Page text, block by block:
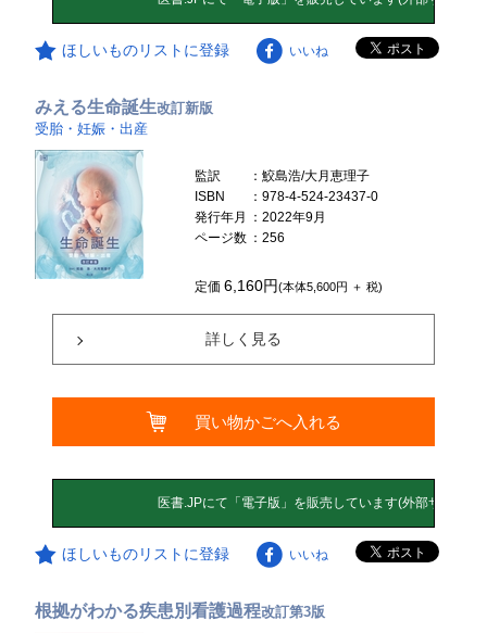
ほしいものリストに登録 いいね
みえる生命誕生改訂新版
受胎・妊娠・出産
監訳
：鮫島浩/大月恵理子
ISBN
：978-4-524-23437-0
発行年月
：2022年9月
ページ数 ：256
定価6,160円(本体5,600円 ＋ 税)
詳しく見る
買い物かごへ入れる
ほしいものリストに登録 いいね
根拠がわかる疾患別看護過程改訂第3版